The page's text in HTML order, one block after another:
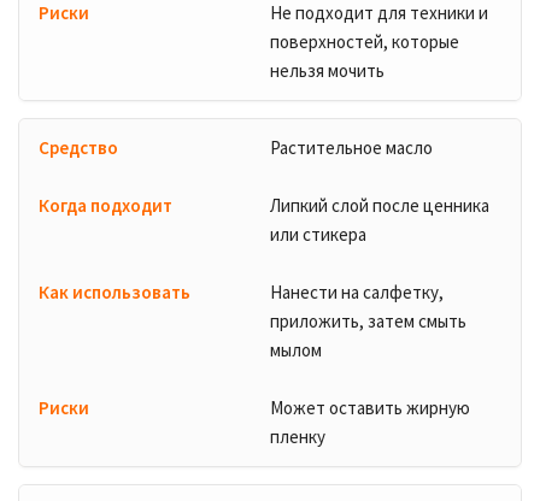
Не подходит для техники и
поверхностей, которые
нельзя мочить
Растительное масло
Липкий слой после ценника
или стикера
Нанести на салфетку,
приложить, затем смыть
мылом
Может оставить жирную
пленку